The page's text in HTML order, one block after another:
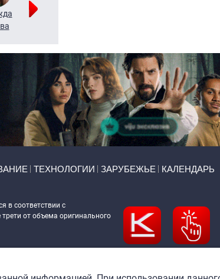
ТЕХНОЛОГИИ ЗАРУБЕЖЬЕ КАЛЕНДАРЬ
в соответствии с
от объема оригинального